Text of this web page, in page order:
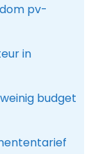
pv-
in
budget